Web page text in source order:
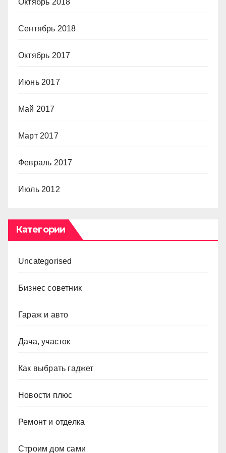
Сентябрь 2018
Октябрь 2017
Июнь 2017
Май 2017
Март 2017
Февраль 2017
Июль 2012
Категории
Uncategorised
Бизнес советник
Гараж и авто
Дача, участок
Как выбрать гаджет
Новости плюс
Ремонт и отделка
Строим дом сами